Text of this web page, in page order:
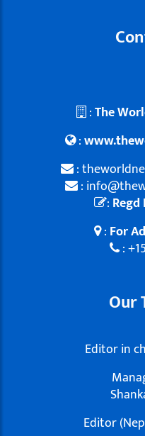
:The
:
:
:
:
: For
:
Our
Editor in
Editor